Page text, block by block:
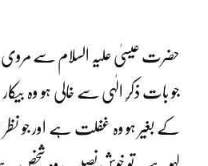
حضرت عیسیٰ علیہ السلام سے
جو بات ذکرِ الٰہی سے خالی ہو وہ
کے بغیر ہو وہ غفلت ہے اور جو